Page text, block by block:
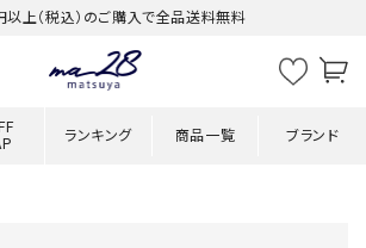
以上（税込）のご購入で全品送料無料
ランキング 商品一覧 ブランド